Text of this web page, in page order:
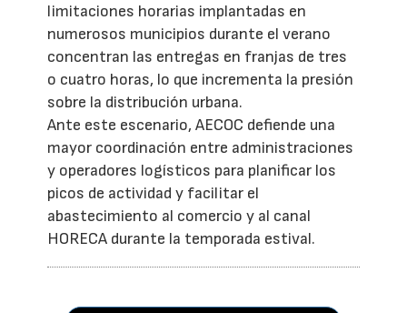
limitaciones horarias implantadas en
numerosos municipios durante el verano
concentran las entregas en franjas de tres
o cuatro horas, lo que incrementa la presión
sobre la distribución urbana.
Ante este escenario, AECOC defiende una
mayor coordinación entre administraciones
y operadores logísticos para planificar los
picos de actividad y facilitar el
abastecimiento al comercio y al canal
HORECA durante la temporada estival.